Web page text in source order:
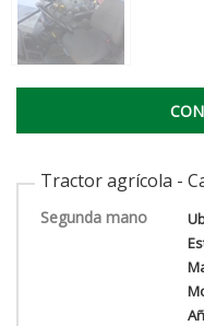
Tractor agrícola -
Segunda mano